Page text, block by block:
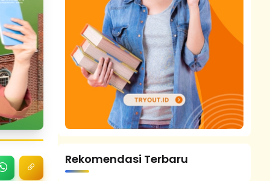
Rekomendasi Terbaru